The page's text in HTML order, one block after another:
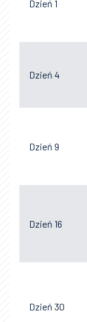
Dzień 1
Dzień 4
Dzień 9
Dzień 16
Dzień 30